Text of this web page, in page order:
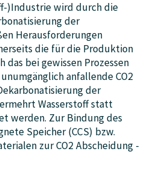
)Industrie wird durch die
der
Herausforderungen
die für die Produktion
das bei gewissen Prozessen
anfallende CO2
der
Wasserstoff statt
werden. Zur Bindung des
Speicher (CCS) bzw.
zur CO2 Abscheidung -